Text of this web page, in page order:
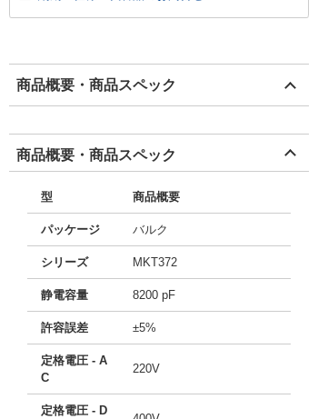
商品概要・商品スペック
商品概要・商品スペック
型 商品概要
パッケージ バルク
シリーズ MKT372
静電容量 8200 pF
許容誤差 ±5%
定格電圧 - A
C
220V
定格電圧 - D